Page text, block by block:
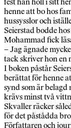
fest han höll i sitt
henne att bo hos
hussysslor och
Seierstad bodde
Mohammad fick
– Jag ägnade
tack skriver hon en
I boken påstår
berättat för henne
synd som är
krävs minst två
Skvaller räcker
för det påstådda
Författaren och